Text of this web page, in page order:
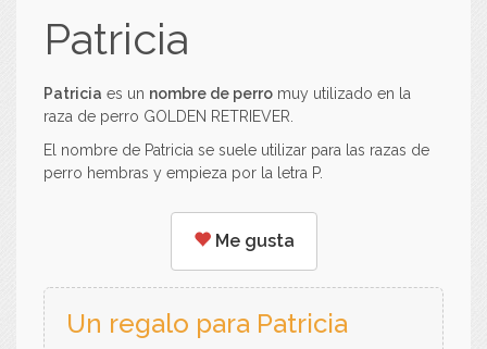
Patricia
Patricia es un nombre de perro muy utilizado en la
raza de perro GOLDEN RETRIEVER.
El nombre de Patricia se suele utilizar para las razas de
perro hembras y empieza por la letra P.
Me gusta
Un regalo para Patricia